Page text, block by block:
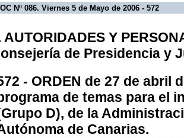
Nº 086. Viernes 5 de Mayo de 2006 - 572
AUTORIDADES Y
de Presidencia y
- ORDEN de 27 de abril
de temas para el
D), de la
de Canarias.